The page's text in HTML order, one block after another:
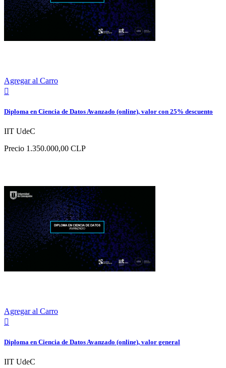
Agregar al Carro

Diploma en Ciencia de Datos Avanzado (online), valor con 25% descuento
IIT UdeC
Precio 1.350.000,00 CLP
Agregar al Carro

Diploma en Ciencia de Datos Avanzado (online), valor general
IIT UdeC